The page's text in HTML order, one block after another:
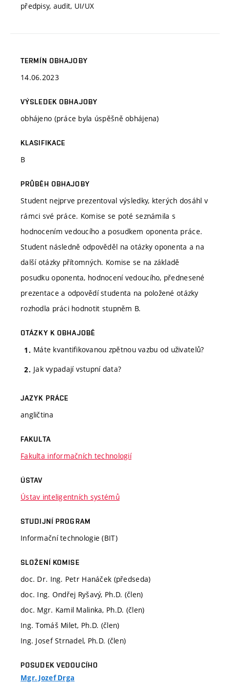
předpisy, audit, UI/UX
TERMÍN OBHAJOBY
14.06.2023
VÝSLEDEK OBHAJOBY
obhájeno (práce byla úspěšně obhájena)
KLASIFIKACE
B
PRŮBĚH OBHAJOBY
Student nejprve prezentoval výsledky, kterých dosáhl v
rámci své práce. Komise se poté seznámila s
hodnocením vedoucího a posudkem oponenta práce.
Student následně odpověděl na otázky oponenta a na
další otázky přítomných. Komise se na základě
posudku oponenta, hodnocení vedoucího, přednesené
prezentace a odpovědí studenta na položené otázky
rozhodla práci hodnotit stupněm B.
OTÁZKY K OBHAJOBĚ
Máte kvantifikovanou zpětnou vazbu od uživatelů?
Jak vypadají vstupní data?
JAZYK PRÁCE
angličtina
FAKULTA
Fakulta informačních technologií
ÚSTAV
Ústav inteligentních systémů
STUDIJNÍ PROGRAM
Informační technologie (BIT)
SLOŽENÍ KOMISE
doc. Dr. Ing. Petr Hanáček (předseda)
doc. Ing. Ondřej Ryšavý, Ph.D. (člen)
doc. Mgr. Kamil Malinka, Ph.D. (člen)
Ing. Tomáš Milet, Ph.D. (člen)
Ing. Josef Strnadel, Ph.D. (člen)
POSUDEK VEDOUCÍHO
Mgr. Jozef Drga